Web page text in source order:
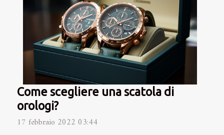
Come scegliere una scatola di
orologi?
17 febbraio 2022 03:44